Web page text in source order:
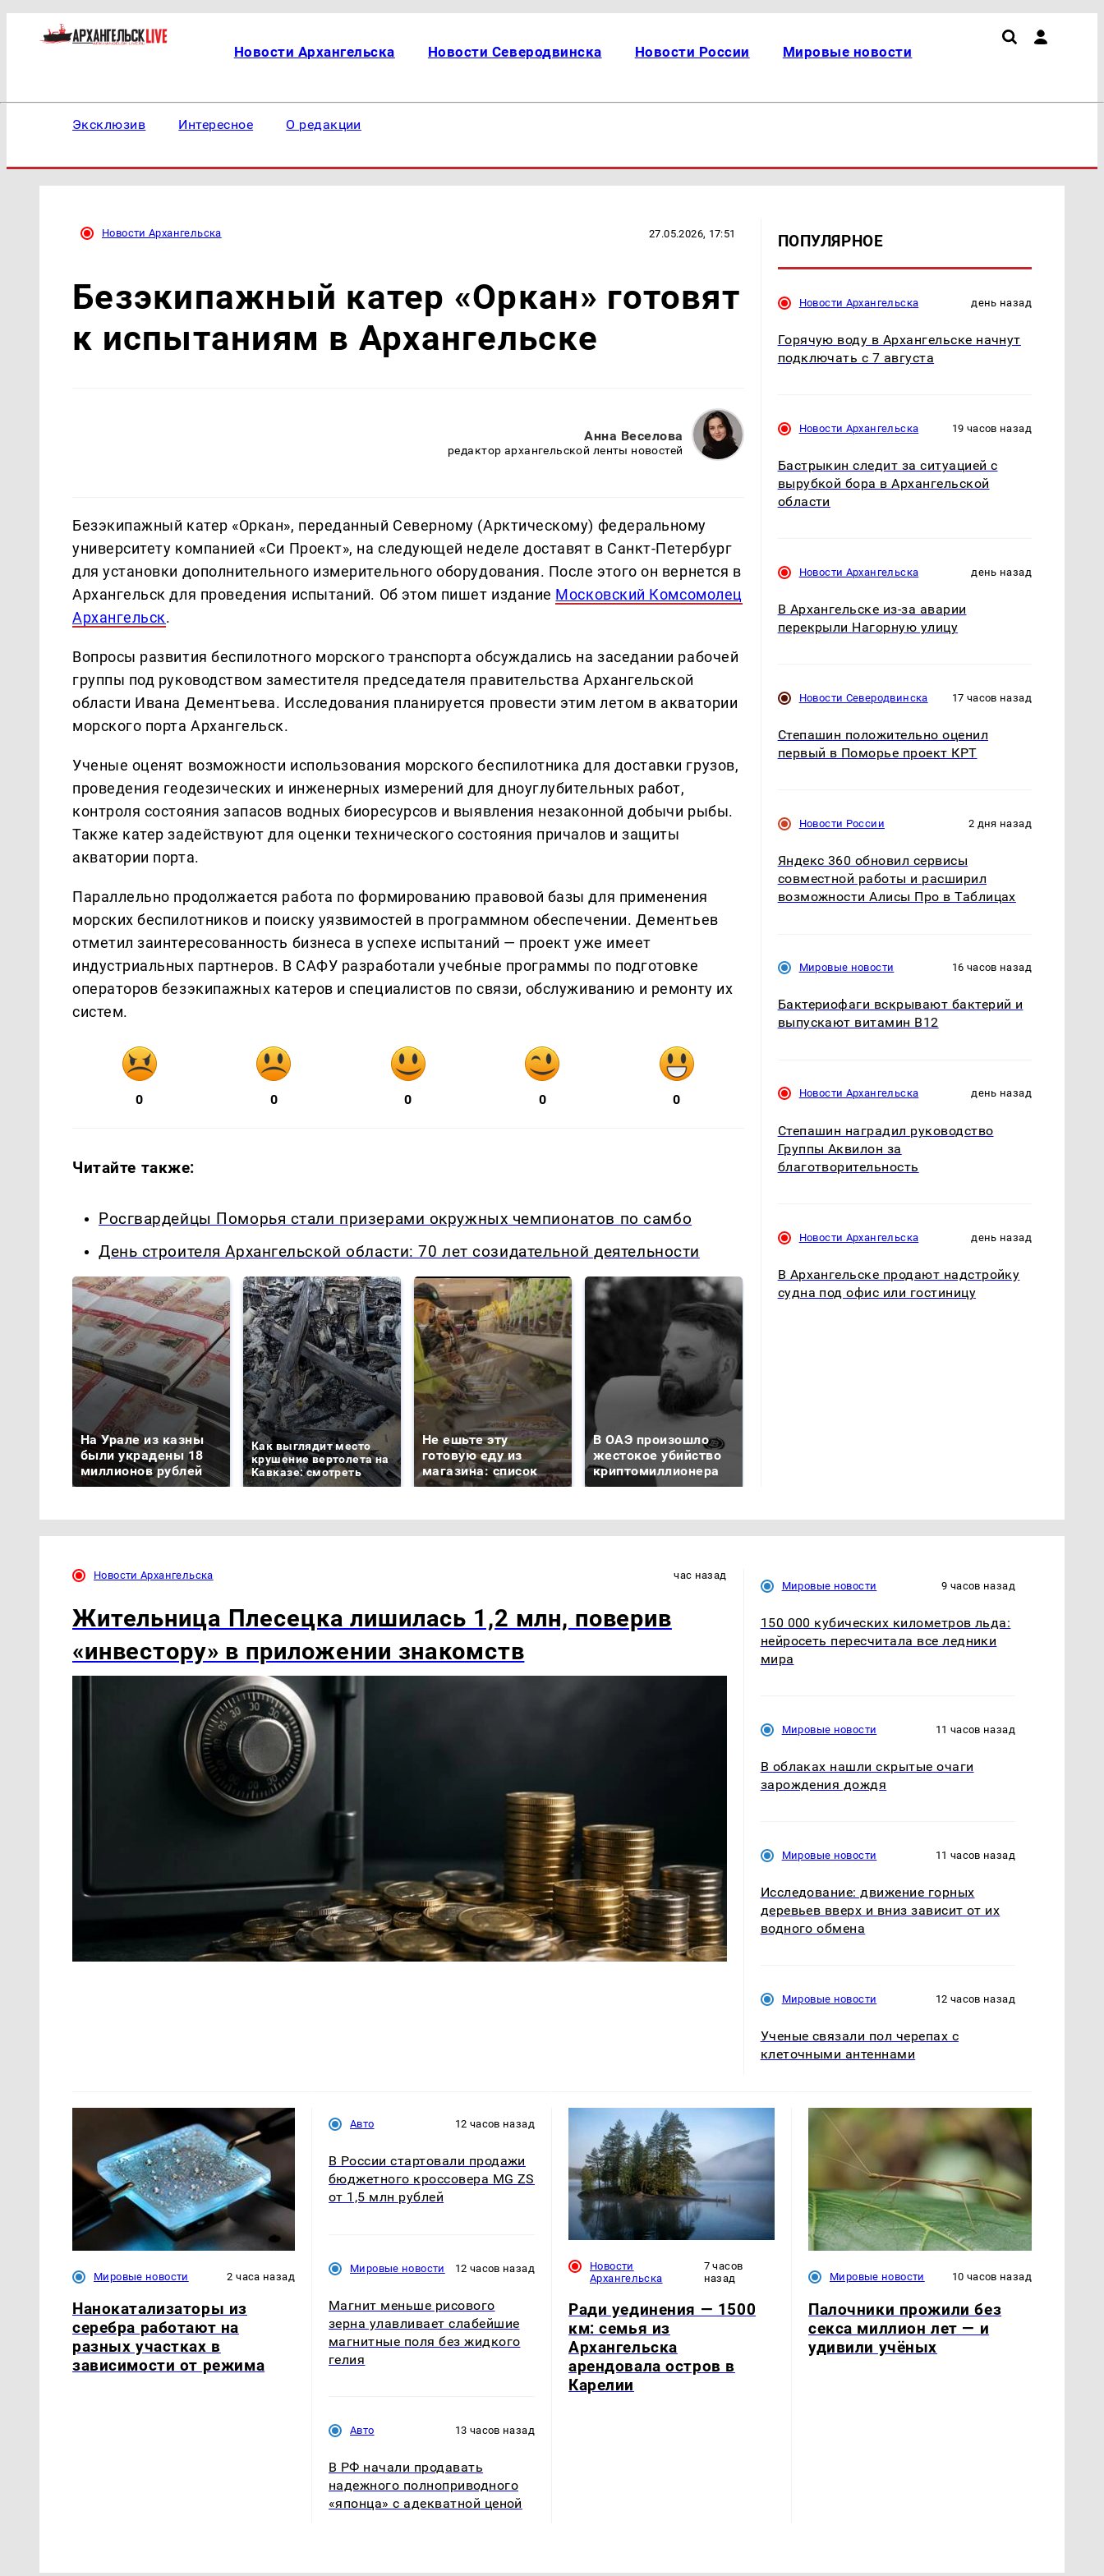
Новости Архангельска Новости Северодвинска Новости России Мировые новости
Эксклюзив Интересное О редакции
Новости Архангельска 27.05.2026, 17:51
Безэкипажный катер «Оркан» готовят
к испытаниям в Архангельске
Анна Веселова
редактор архангельской ленты новостей
Безэкипажный катер «Оркан», переданный Северному (Арктическому) федеральному
университету компанией «Си Проект», на следующей неделе доставят в Санкт-Петербург
для установки дополнительного измерительного оборудования. После этого он вернется в
Архангельск для проведения испытаний. Об этом пишет издание Московский Комсомолец
Архангельск.
Вопросы развития беспилотного морского транспорта обсуждались на заседании рабочей
группы под руководством заместителя председателя правительства Архангельской
области Ивана Дементьева. Исследования планируется провести этим летом в акватории
морского порта Архангельск.
Ученые оценят возможности использования морского беспилотника для доставки грузов,
проведения геодезических и инженерных измерений для дноуглубительных работ,
контроля состояния запасов водных биоресурсов и выявления незаконной добычи рыбы.
Также катер задействуют для оценки технического состояния причалов и защиты
акватории порта.
Параллельно продолжается работа по формированию правовой базы для применения
морских беспилотников и поиску уязвимостей в программном обеспечении. Дементьев
отметил заинтересованность бизнеса в успехе испытаний — проект уже имеет
индустриальных партнеров. В САФУ разработали учебные программы по подготовке
операторов безэкипажных катеров и специалистов по связи, обслуживанию и ремонту их
систем.
0 0 0 0 0
Читайте также:
Росгвардейцы Поморья стали призерами окружных чемпионатов по самбо
День строителя Архангельской области: 70 лет созидательной деятельности
На Урале из казны
были украдены 18
миллионов рублей
Как выглядит место
крушение вертолета на
Кавказе: смотреть
Не ешьте эту
готовую еду из
магазина: список
В ОАЭ произошло
жестокое убийство
криптомиллионера
ПОПУЛЯРНОЕ
Новости Архангельска день назад
Горячую воду в Архангельске начнут
подключать с 7 августа
Новости Архангельска 19 часов назад
Бастрыкин следит за ситуацией с
вырубкой бора в Архангельской
области
Новости Архангельска день назад
В Архангельске из-за аварии
перекрыли Нагорную улицу
Новости Северодвинска 17 часов назад
Степашин положительно оценил
первый в Поморье проект КРТ
Новости России 2 дня назад
Яндекс 360 обновил сервисы
совместной работы и расширил
возможности Алисы Про в Таблицах
Мировые новости 16 часов назад
Бактериофаги вскрывают бактерий и
выпускают витамин B12
Новости Архангельска день назад
Степашин наградил руководство
Группы Аквилон за
благотворительность
Новости Архангельска день назад
В Архангельске продают надстройку
судна под офис или гостиницу
Новости Архангельска час назад
Жительница Плесецка лишилась 1,2 млн, поверив
«инвестору» в приложении знакомств
Мировые новости 9 часов назад
150 000 кубических километров льда:
нейросеть пересчитала все ледники
мира
Мировые новости 11 часов назад
В облаках нашли скрытые очаги
зарождения дождя
Мировые новости 11 часов назад
Исследование: движение горных
деревьев вверх и вниз зависит от их
водного обмена
Мировые новости 12 часов назад
Ученые связали пол черепах с
клеточными антеннами
Мировые новости 2 часа назад
Нанокатализаторы из
серебра работают на
разных участках в
зависимости от режима
Авто 12 часов назад
В России стартовали продажи
бюджетного кроссовера MG ZS
от 1,5 млн рублей
Мировые новости 12 часов назад
Магнит меньше рисового
зерна улавливает слабейшие
магнитные поля без жидкого
гелия
Авто 13 часов назад
В РФ начали продавать
надежного полноприводного
«японца» с адекватной ценой
Новости
Архангельска
7 часов
назад
Ради уединения — 1500
км: семья из
Архангельска
арендовала остров в
Карелии
Мировые новости 10 часов назад
Палочники прожили без
секса миллион лет — и
удивили учёных